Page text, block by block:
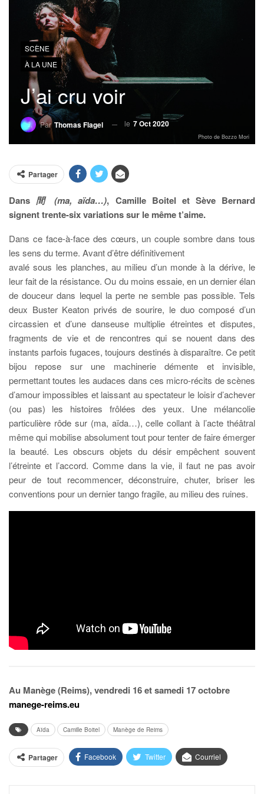
SCÈNE
À LA UNE
J’ai cru voir
ParThomas Flagel le 7 Oct 2020
Photo de Bozzo Mori
Partager
Dans 間 (ma, aïda…), Camille Boitel et Sève Bernard
signent trente-six variations sur le même t’aime.
Dans ce face-à-face des cœurs, un couple sombre dans tous
les sens du terme. Avant d’être définitivement
avalé sous les planches, au milieu d’un monde à la dérive, le
leur fait de la résistance. Ou du moins essaie, en un dernier élan
de douceur dans lequel la perte ne semble pas possible. Tels
deux Buster Keaton privés de sourire, le duo composé d’un
circassien et d’une danseuse multiplie étreintes et disputes,
fragments de vie et de rencontres qui se nouent dans des
instants parfois fugaces, toujours destinés à disparaître. Ce petit
bijou repose sur une machinerie démente et invisible,
permettant toutes les audaces dans ces micro-récits de scènes
d’amour impossibles et laissant au spectateur le loisir d’achever
(ou pas) les histoires frôlées des yeux. Une mélancolie
particulière rôde sur (ma, aïda…), celle collant à l’acte théâtral
même qui mobilise absolument tout pour tenter de faire émerger
la beauté. Les obscurs objets du désir empêchent souvent
l’étreinte et l’accord. Comme dans la vie, il faut ne pas avoir
peur de tout recommencer, déconstruire, chuter, briser les
conventions pour un dernier tango fragile, au milieu des ruines.
Au Manège (Reims), vendredi 16 et samedi 17 octobre
manege-reims.eu
Aïda Camille Boitel Manège de Reims
Partager Facebook Twitter Courriel